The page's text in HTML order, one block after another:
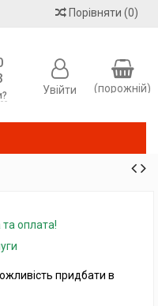
Порівняти (0)
(порожній)
Увійти
оплата!
придбати в